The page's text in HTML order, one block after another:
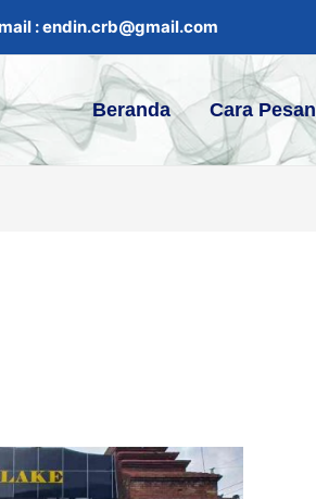
: endin.crb@gmail.com
Beranda Cara Pesan